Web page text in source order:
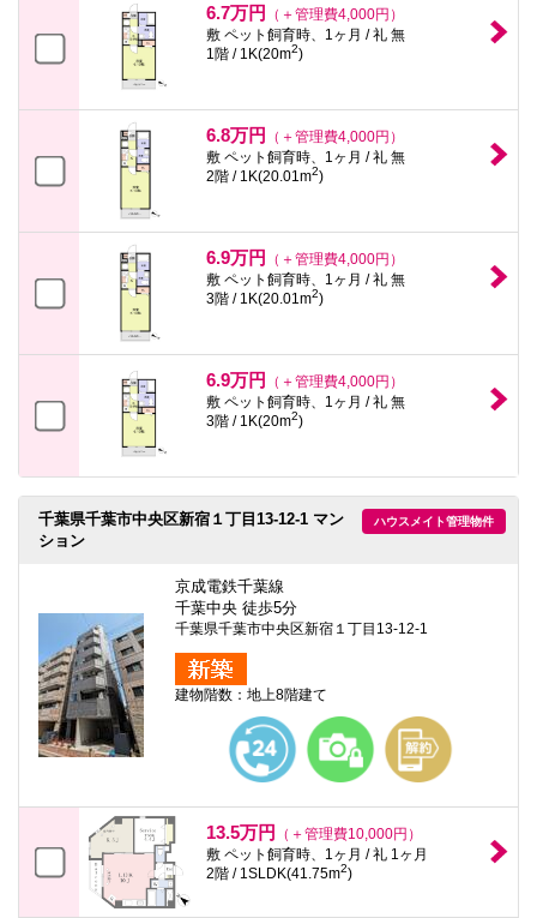
6.7万円
（＋管理費4,000円）
敷 ペット飼育時、1ヶ月 / 礼 無
1階 / 1K(20m2)
6.8万円
（＋管理費4,000円）
敷 ペット飼育時、1ヶ月 / 礼 無
2階 / 1K(20.01m2)
6.9万円
（＋管理費4,000円）
敷 ペット飼育時、1ヶ月 / 礼 無
3階 / 1K(20.01m2)
6.9万円
（＋管理費4,000円）
敷 ペット飼育時、1ヶ月 / 礼 無
3階 / 1K(20m2)
ハウスメイト管理物件
千葉県千葉市中央区新宿１丁目13-12-1 マン
ション
京成電鉄千葉線
千葉中央 徒歩5分
千葉県千葉市中央区新宿１丁目13-12-1
建物階数：地上8階建て
13.5万円
（＋管理費10,000円）
敷 ペット飼育時、1ヶ月 / 礼 1ヶ月
2階 / 1SLDK(41.75m2)